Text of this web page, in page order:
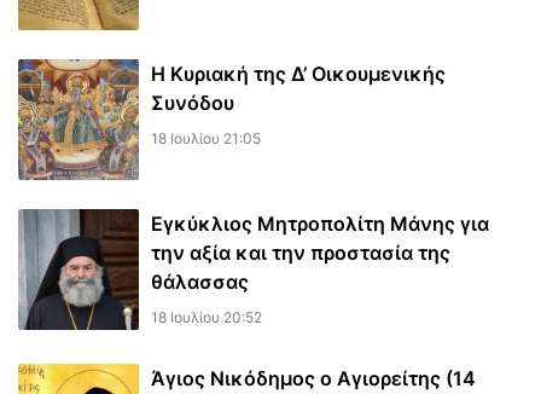
Η Κυριακή της Δ’ Οικουμενικής
Συνόδου
18 Ιουλίου 21:05
Εγκύκλιος Μητροπολίτη Μάνης για
την αξία και την προστασία της
θάλασσας
18 Ιουλίου 20:52
Άγιος Νικόδημος ο Αγιορείτης (14